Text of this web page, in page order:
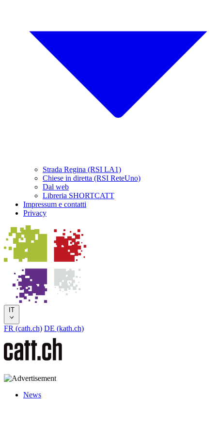
Strada Regina (RSI LA1)
Chiese in diretta (RSI ReteUno)
Dal web
Libreria SHORTCATT
Impressum e contatti
Privacy
IT
FR (cath.ch) DE (kath.ch)
News